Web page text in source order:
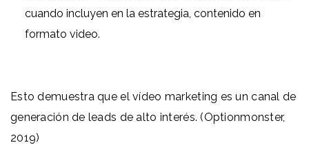
cuando incluyen en la estrategia, contenido en
formato video.
Esto demuestra que el vídeo marketing es un canal de
generación de leads de alto interés. (Optionmonster,
2019)